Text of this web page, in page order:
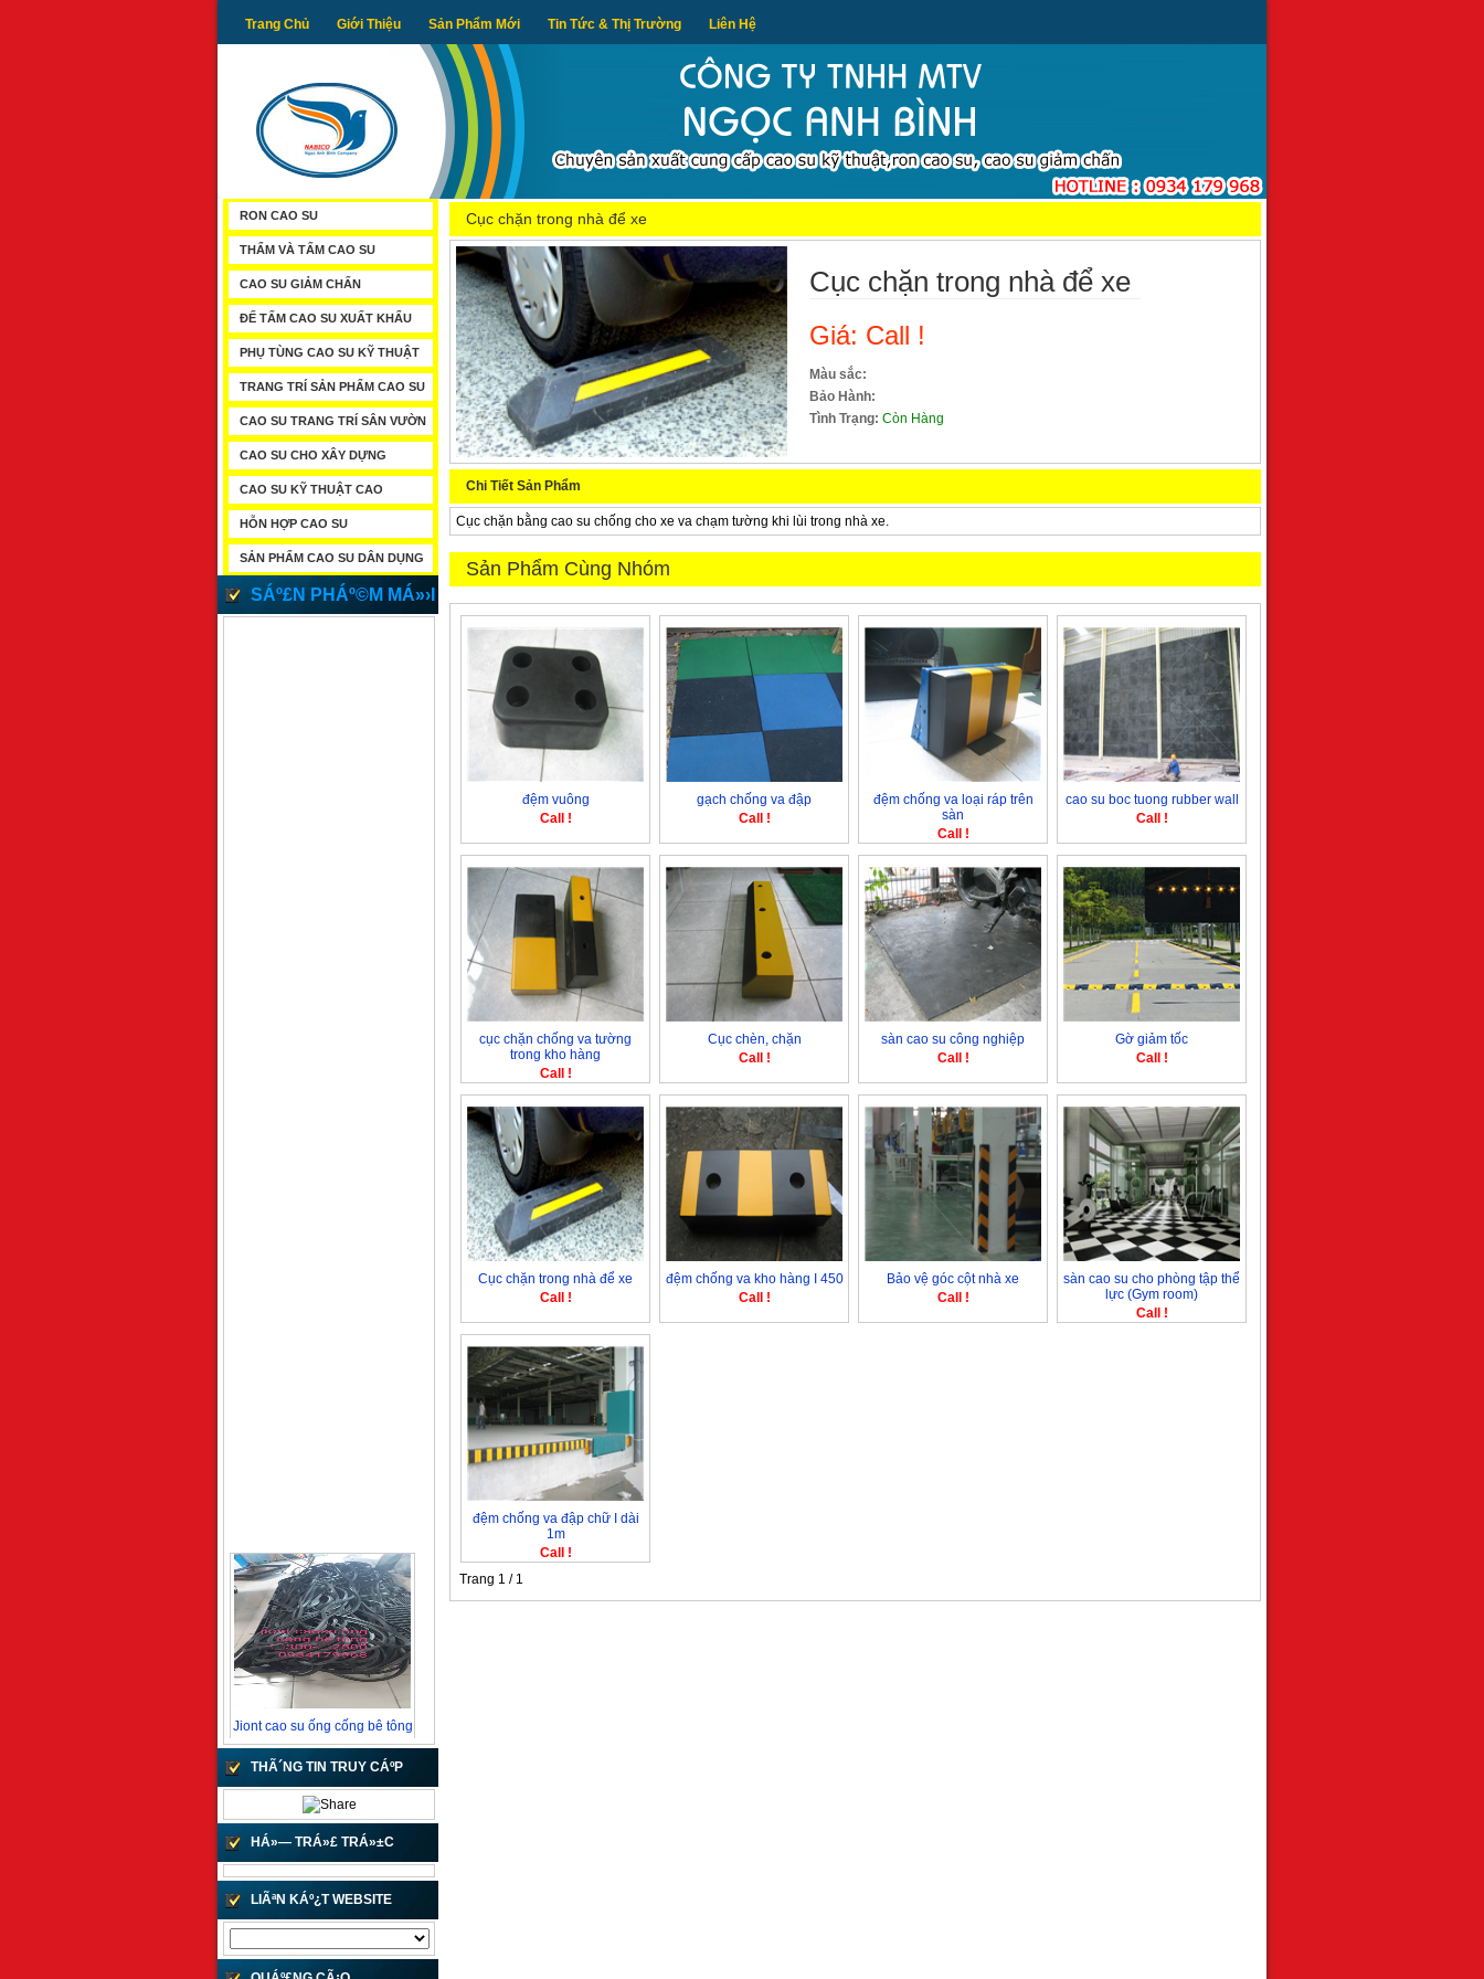
Trang Chủ Giới Thiệu Sản Phẩm Mới Tin Tức & Thị Trường Liên Hệ
RON CAO SU
THẨM VÀ TẤM CAO SU
CAO SU GIẢM CHẤN
ĐẾ TẤM CAO SU XUẤT KHẨU
PHỤ TÙNG CAO SU KỸ THUẬT
TRANG TRÍ SẢN PHẨM CAO SU
CAO SU TRANG TRÍ SÂN VƯỜN
CAO SU CHO XÂY DỰNG
CAO SU KỸ THUẬT CAO
HỖN HỢP CAO SU
SẢN PHẨM CAO SU DÂN DỤNG
SÁº£N PHÁº©M MÁ»›I
Jiont cao su ống cống bê tông
Call !
Jiont cao su ống bê tông
10 VND
THÃ´NG TIN TRUY CÁº­P
HÁ»— TRÁ»£ TRÁ»±C
TUYÁº¿N
LIÃªN KÁº¿T WEBSITE
Cục chặn trong nhà để xe
Cục chặn trong nhà để xe
Giá: Call !
Màu sắc:
Bảo Hành:
Tình Trạng: Còn Hàng
Chi Tiết Sản Phẩm
Cục chặn bằng cao su chống cho xe va chạm tường khi lùi trong nhà xe.
Sản Phẩm Cùng Nhóm
đệm vuông
Call !
gạch chống va đập
Call !
đệm chống va loại ráp trên
sàn
Call !
cao su boc tuong rubber wall
Call !
cục chặn chống va tường
trong kho hàng
Call !
Cục chèn, chặn
Call !
sàn cao su công nghiệp
Call !
Gờ giảm tốc
Call !
Cục chặn trong nhà để xe
Call !
đệm chống va kho hàng I 450
Call !
Bảo vệ góc cột nhà xe
Call !
sàn cao su cho phòng tập thể
lực (Gym room)
Call !
đệm chống va đập chữ I dài
1m
Call !
Trang 1 / 1